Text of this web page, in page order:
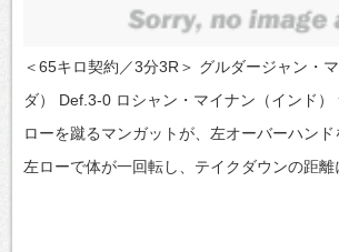
＜65キロ契約／3分3R＞ グルダージャン・
ダ） Def.3-0 ロシャン・マイナン（インド
ローを蹴るマンガットが、左オーバーハン
左ローで体が一回転し、テイクダウンの距離